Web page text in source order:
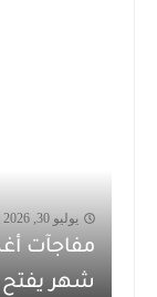
يوليو 30, 2026
شهر يفتح